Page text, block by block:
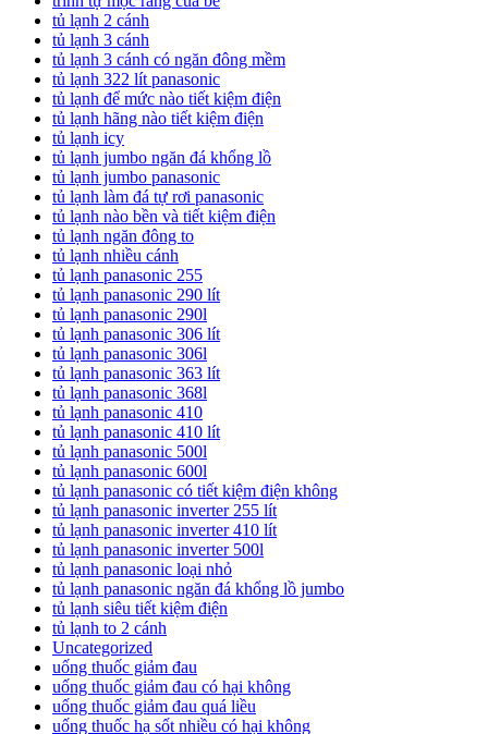
tủ lạnh 2 cánh
tủ lạnh 3 cánh
tủ lạnh 3 cánh có ngăn đông mềm
tủ lạnh 322 lít panasonic
tủ lạnh để mức nào tiết kiệm điện
tủ lạnh hãng nào tiết kiệm điện
tủ lạnh icy
tủ lạnh jumbo ngăn đá khổng lồ
tủ lạnh jumbo panasonic
tủ lạnh làm đá tự rơi panasonic
tủ lạnh nào bền và tiết kiệm điện
tủ lạnh ngăn đông to
tủ lạnh nhiều cánh
tủ lạnh panasonic 255
tủ lạnh panasonic 290 lít
tủ lạnh panasonic 290l
tủ lạnh panasonic 306 lít
tủ lạnh panasonic 306l
tủ lạnh panasonic 363 lít
tủ lạnh panasonic 368l
tủ lạnh panasonic 410
tủ lạnh panasonic 410 lít
tủ lạnh panasonic 500l
tủ lạnh panasonic 600l
tủ lạnh panasonic có tiết kiệm điện không
tủ lạnh panasonic inverter 255 lít
tủ lạnh panasonic inverter 410 lít
tủ lạnh panasonic inverter 500l
tủ lạnh panasonic loại nhỏ
tủ lạnh panasonic ngăn đá khổng lồ jumbo
tủ lạnh siêu tiết kiệm điện
tủ lạnh to 2 cánh
Uncategorized
uống thuốc giảm đau
uống thuốc giảm đau có hại không
uống thuốc giảm đau quá liều
uống thuốc hạ sốt nhiều có hại không